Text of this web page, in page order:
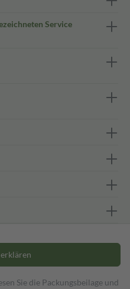
Service
Sie die Packungsbeilage und